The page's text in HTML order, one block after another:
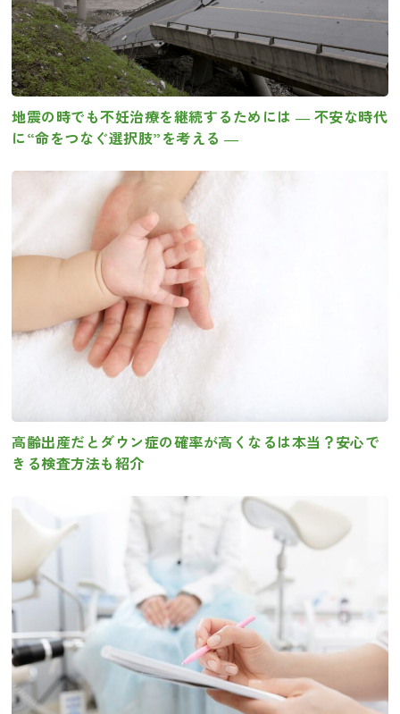
地震の時でも不妊治療を継続するためには ― 不安な時代
に“命をつなぐ選択肢”を考える ―
高齢出産だとダウン症の確率が高くなるは本当？安心で
きる検査方法も紹介